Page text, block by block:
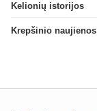
Kelionių istorijos
Krepšinio naujienos